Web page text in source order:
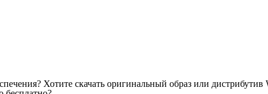
Хотите скачать оригинальный образ или